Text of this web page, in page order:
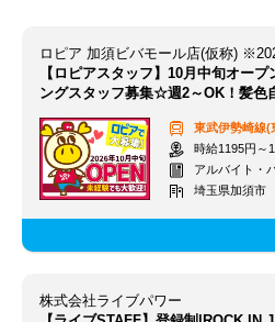
【ロピアスタッフ】10月中旬オー
ングスタッフ募集☆週2～OK！髪色
東武伊勢崎線(
時給1195円～
アルバイト・
埼玉県加須市
株式会社ライブパワー